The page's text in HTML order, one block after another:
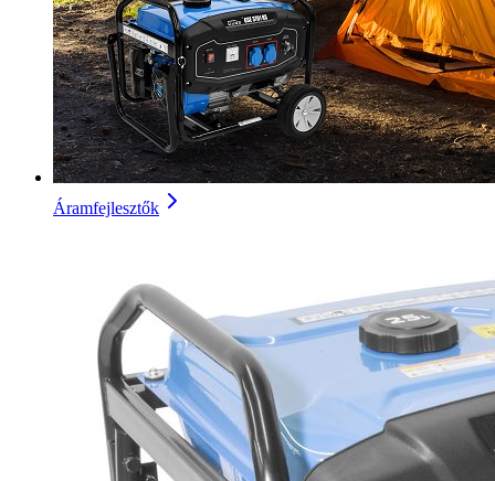
Áramfejlesztők